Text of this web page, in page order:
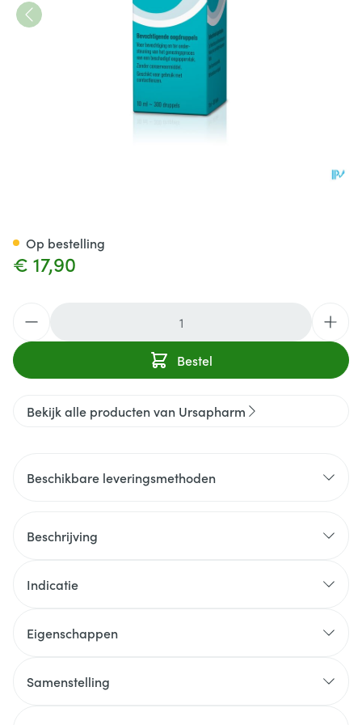
€ 17,90
Bestel
Op bestelling
Bekijk alle producten van Ursapharm
Beschikbare leveringsmethoden
Beschrijving
Indicatie
Eigenschappen
Samenstelling